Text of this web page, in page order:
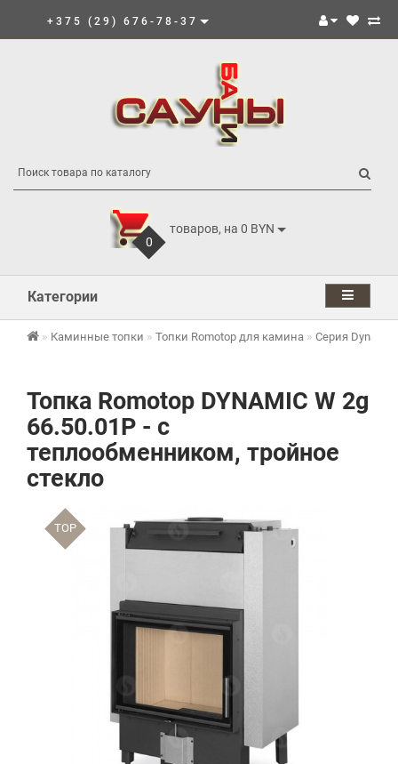
+375 (29) 676-78-37
0
товаров, на 0 BYN
Категории
Каминные топки Топки Romotop для камина Серия Dynamic
Топка Romotop DYNAMIC W 2g
66.50.01P - с
теплообменником, тройное
стекло
TOP